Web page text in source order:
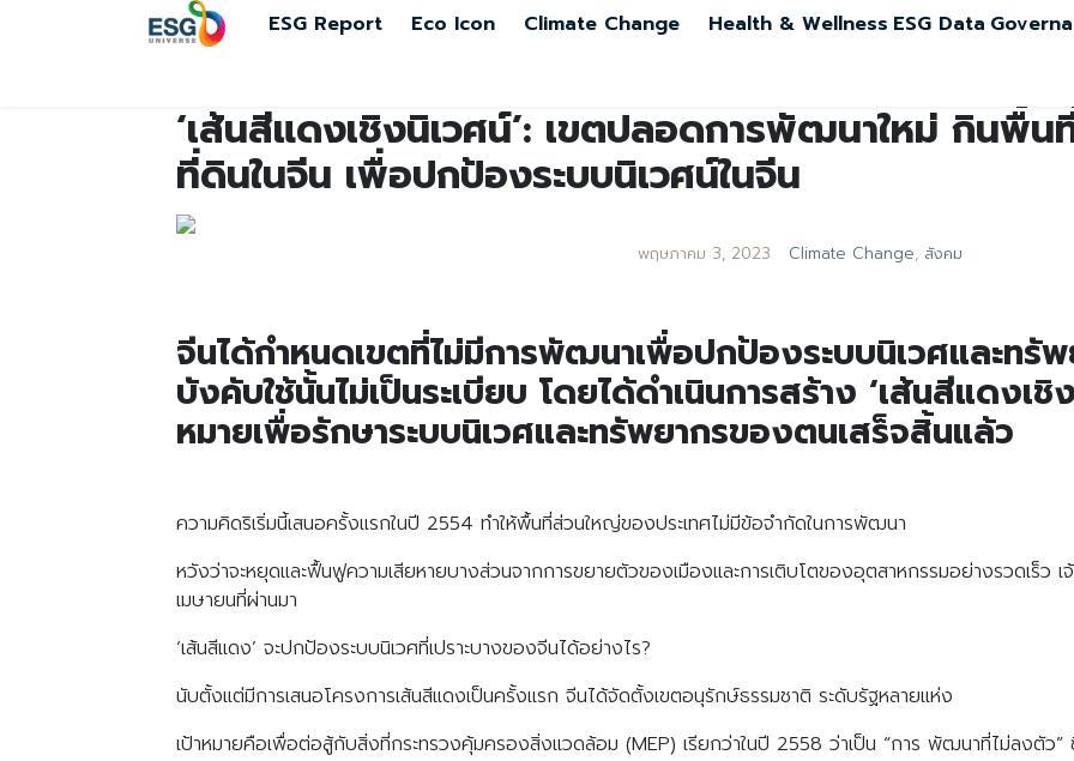
ESG Report Eco Icon Climate Change Health & Wellness ESG Data
‘เส้นสีแดงเชิงนิเวศน์’: เขตปลอดการพัฒนาใหม่ กินพื้
ที่ดินในจีน เพื่อปกป้องระบบนิเวศน์ในจีน
พฤษภาคม 3, 2023 Climate Change, สังคม
จีนได้กำหนดเขตที่ไม่มีการพัฒนาเพื่อปกป้องระบบนิเวศและทรั
บังคับใช้นั้นไม่เป็นระเบียบ โดยได้ดำเนินการสร้าง ‘เส้นสีแดงเชิ
หมายเพื่อรักษาระบบนิเวศและทรัพยากรของตนเสร็จสิ้นแล้ว
ความคิดริเริ่มนี้เสนอครั้งแรกในปี 2554 ทำให้พื้นที่ส่วนใหญ่ของประเทศไม่มีข้อจำกัดในการพัฒนา
หวังว่าจะหยุดและฟื้นฟูความเสียหายบางส่วนจากการขยายตัวของเมืองและการเติบโตของอุตสาหกรรมอย่างรวดเร็ว
เมษายนที่ผ่านมา
‘เส้นสีแดง’ จะปกป้องระบบนิเวศที่เปราะบางของจีนได้อย่างไร?
นับตั้งแต่มีการเสนอโครงการเส้นสีแดงเป็นครั้งแรก จีนได้จัดตั้งเขตอนุรักษ์ธรรมชาติ ระดับรัฐหลายแห่ง
เป้าหมายคือเพื่อต่อสู้กับสิ่งที่กระทรวงคุ้มครองสิ่งแวดล้อม (MEP) เรียกว่าในปี 2558 ว่าเป็น “การ พัฒนาที่ไม่ลงตัว